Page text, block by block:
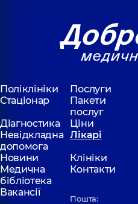
Поліклініки
Послуги
Стаціонар
Пакети
послуг
Діагностика
Ціни
Невідкладна
допомога
Лікарі
Новини
Клініки
Медична
бібліотека
Контакти
Вакансії
Пошта: